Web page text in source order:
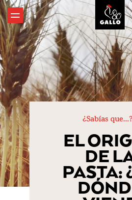
¿Sabías
EL
DE
PASTA: